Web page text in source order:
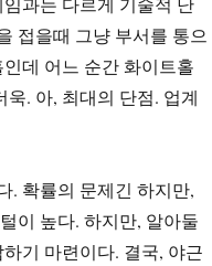
접을때 그냥 부서를 통으
데 어느 순간 화이트홀
. 아, 최대의 단점. 업계
. 확률의 문제긴 하지만,
이 높다. 하지만, 알아둘
기 마련이다. 결국, 야근